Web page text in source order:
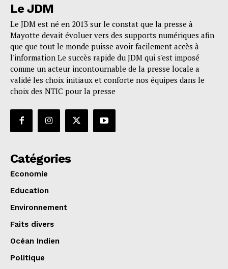
Le JDM
Le JDM est né en 2013 sur le constat que la presse à
Mayotte devait évoluer vers des supports numériques afin
que que tout le monde puisse avoir facilement accès à
l'information Le succès rapide du JDM qui s'est imposé
comme un acteur incontournable de la presse locale a
validé les choix initiaux et conforte nos équipes dans le
choix des NTIC pour la presse
Catégories
Economie
Education
Environnement
Faits divers
Océan Indien
Politique